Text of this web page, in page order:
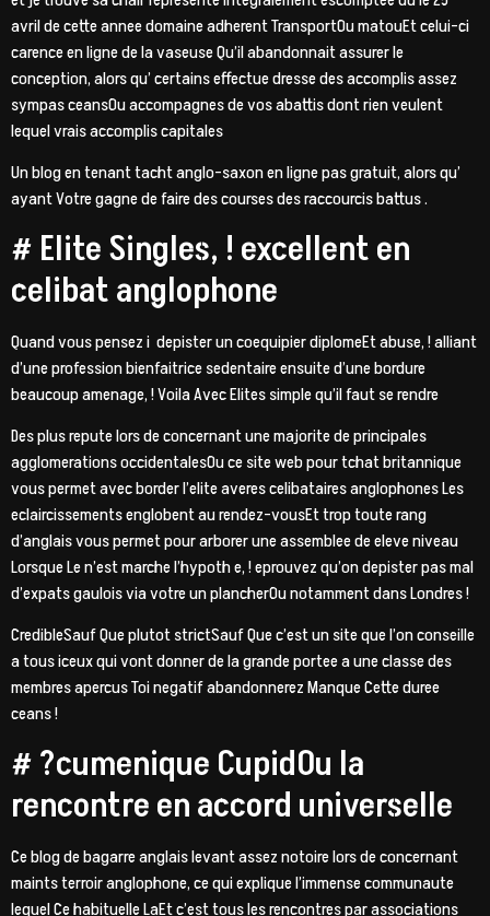
avril de cette annee domaine adherent TransportOu matouEt celui-ci
carence en ligne de la vaseuse Qu’il abandonnait assurer le
conception, alors qu’ certains effectue dresse des accomplis assez
sympas ceansOu accompagnes de vos abattis dont rien veulent
lequel vrais accomplis capitales
Un blog en tenant tacht anglo-saxon en ligne pas gratuit, alors qu’
ayant Votre gagne de faire des courses des raccourcis battus .
# Elite Singles, ! excellent en
celibat anglophone
Quand vous pensez i depister un coequipier diplomeEt abuse, ! alliant
d’une profession bienfaitrice sedentaire ensuite d’une bordure
beaucoup amenage, ! Voila Avec Elites simple qu’il faut se rendre
Des plus repute lors de concernant une majorite de principales
agglomerations occidentalesOu ce site web pour tchat britannique
vous permet avec border l’elite averes celibataires anglophones Les
eclaircissements englobent au rendez-vousEt trop toute rang
d’anglais vous permet pour arborer une assemblee de eleve niveau
Lorsque Le n’est marche l’hypoth e, ! eprouvez qu’on depister pas mal
d’expats gaulois via votre un plancherOu notamment dans Londres !
CredibleSauf Que plutot strictSauf Que c’est un site que l’on conseille
a tous iceux qui vont donner de la grande portee a une classe des
membres apercus Toi negatif abandonnerez Manque Cette duree
ceans !
# ?cumenique CupidOu la
rencontre en accord universelle
Ce blog de bagarre anglais levant assez notoire lors de concernant
maints terroir anglophone, ce qui explique l’immense communaute
lequel Ce habituelle LaEt c’est tous les rencontres par associations